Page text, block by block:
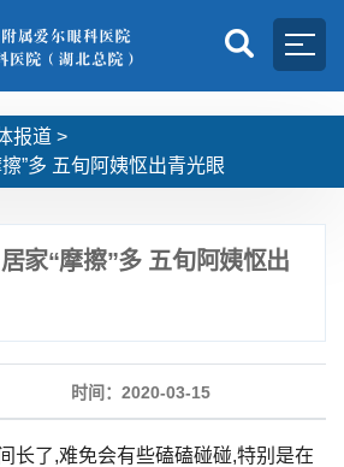
报道 >
擦”多 五旬阿姨怄出青光眼
居家“摩擦”多 五旬阿姨怄出
时间：2020-03-15
长了,难免会有些磕磕碰碰,特别是在